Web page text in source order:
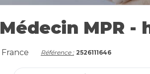
MPR -
Référence : 2526111646